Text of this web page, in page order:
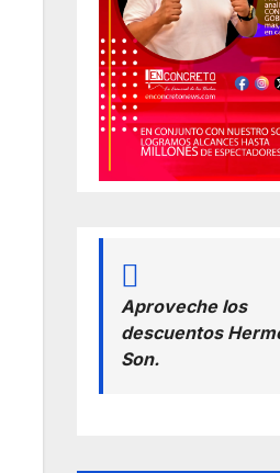
Aproveche los
descuentos
Son.